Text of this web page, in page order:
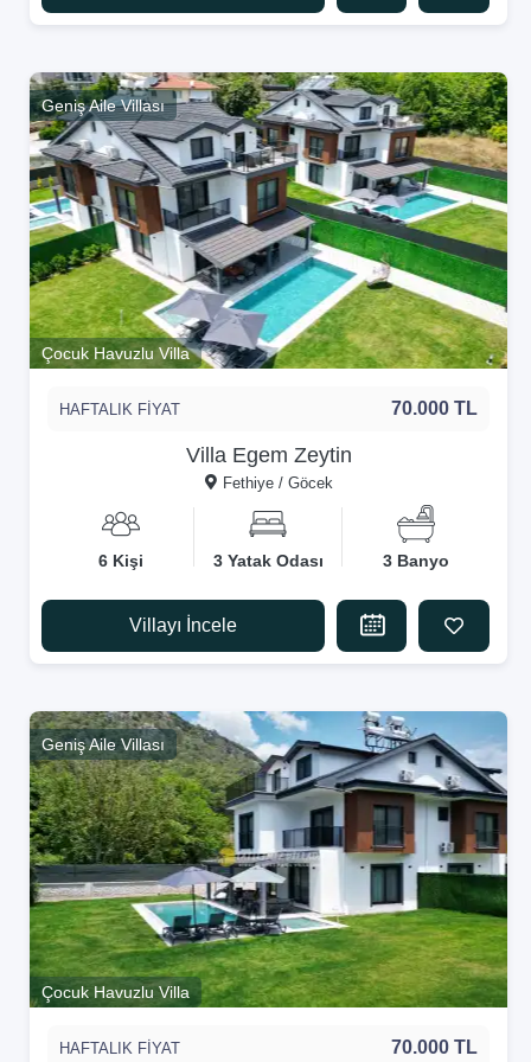
Geniş Aile Villası
Çocuk Havuzlu Villa
Villa Egem Zeytin
Fethiye / Göcek
HAFTALIK FİYAT 70.000 TL
6 Kişi 3 Yatak Odası 3 Banyo
Villayı İncele
Geniş Aile Villası
Çocuk Havuzlu Villa
HAFTALIK FİYAT 70.000 TL